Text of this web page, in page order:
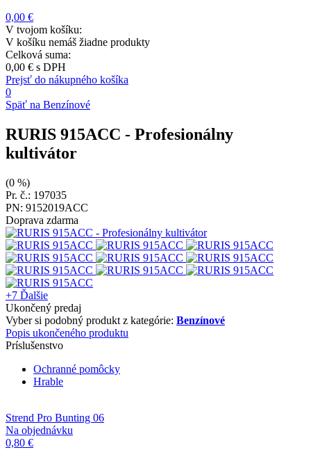
0,00 €
V tvojom košíku:
V košíku nemáš žiadne produkty
Celková suma:
0,00 € s DPH
Prejsť do nákupného košíka
0
Späť na Benzínové
RURIS 915ACC - Profesionálny
kultivátor
(0 %)
Pr. č.: 197035
PN: 9152019ACC
Doprava zdarma
+7 Ďalšie
Ukončený predaj
Vyber si podobný produkt z kategórie: Benzínové
Popis ukončeného produktu
Príslušenstvo
Ochranné pomôcky
Hrable
Strend Pro Bunting 06
Na objednávku
0,80 €